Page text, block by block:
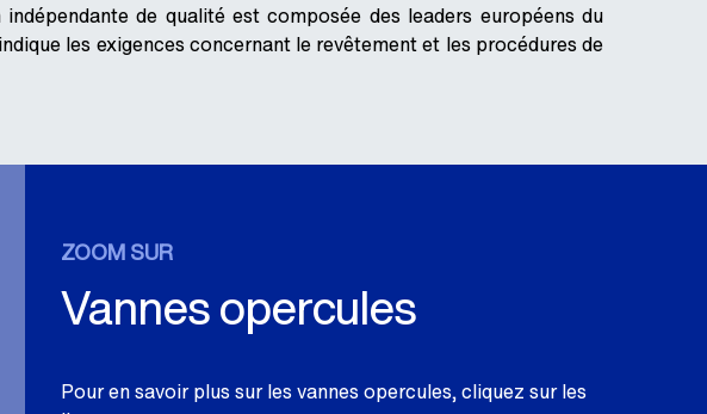
de qualité est composée des leaders européens du
les exigences concernant le revêtement et les procédures de
ZOOM SUR
Vannes opercules
Pour en savoir plus sur les vannes opercules, cliquez sur les